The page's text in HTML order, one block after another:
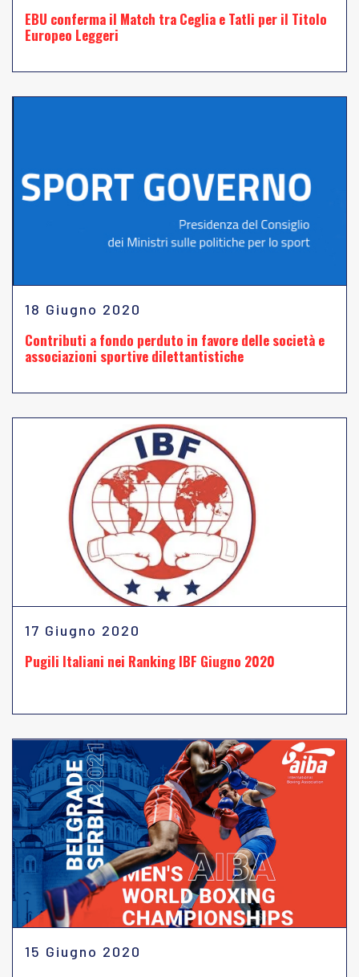
EBU conferma il Match tra Ceglia e Tatli per il Titolo
Europeo Leggeri
18 Giugno 2020
Contributi a fondo perduto in favore delle società e
associazioni sportive dilettantistiche
17 Giugno 2020
Pugili Italiani nei Ranking IBF Giugno 2020
15 Giugno 2020